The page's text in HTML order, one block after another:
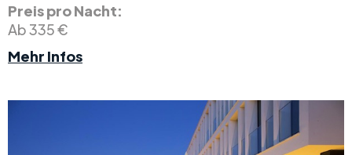
Preis pro Nacht:
Ab 335 €
Mehr Infos